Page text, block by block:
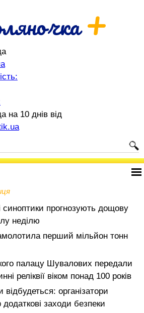
+
на 10 днів від
прогнозують дощову
неділю
перший мільйон тонн
палацу Шувалових передали
реліквії віком понад 100 років
відбудеться: організатори
додаткові заходи безпеки